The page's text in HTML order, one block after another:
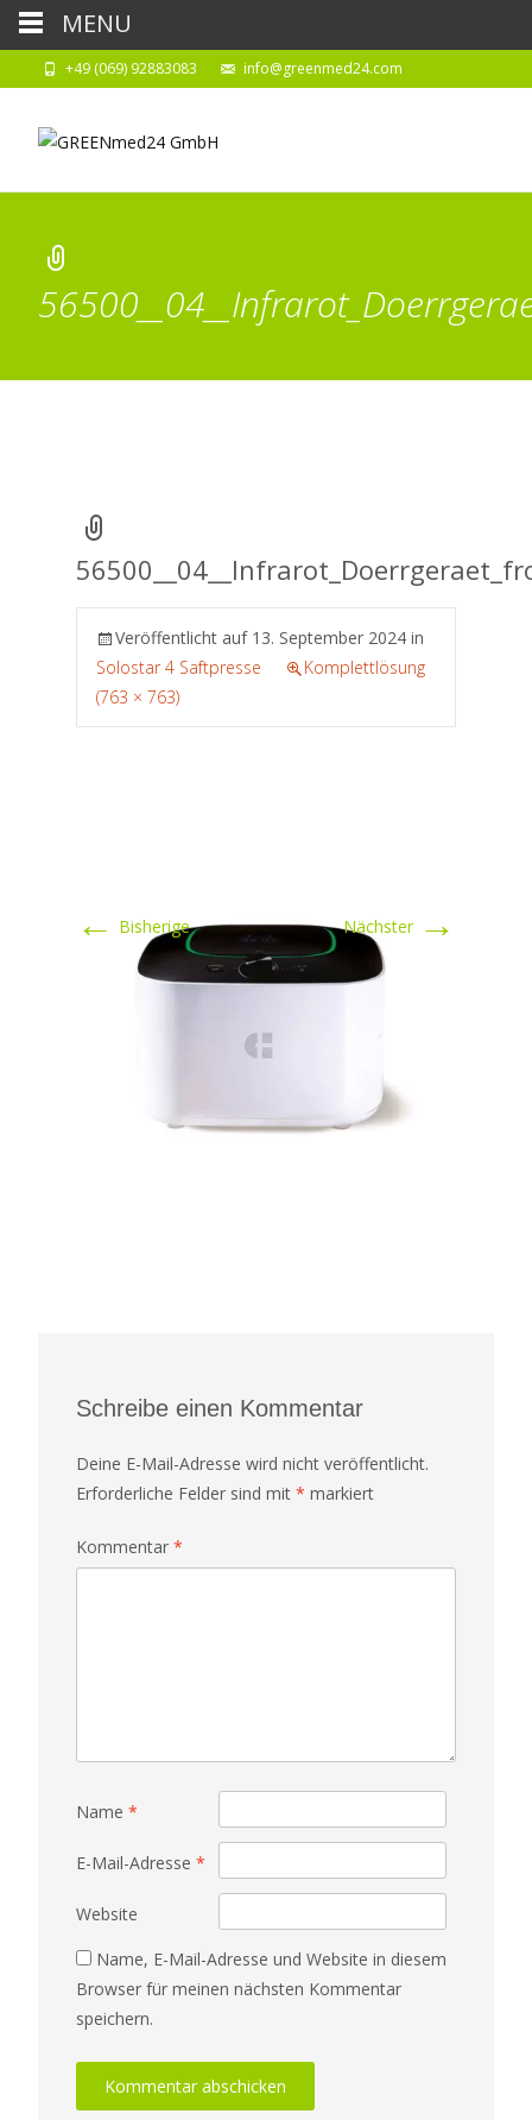
+49 (069) 92883083 info@greenmed24.com
Veröffentlicht auf 13. September 2024 in
Solostar 4 Saftpresse
Komplettlösung
(763 × 763)
← Bisherige Nächster →
Schreibe einen Kommentar
Deine E-Mail-Adresse wird nicht veröffentlicht.
Erforderliche Felder sind mit * markiert
Kommentar *
Name *
E-Mail-Adresse *
Website
Name, E-Mail-Adresse und Website in diesem
Browser für meinen nächsten Kommentar
speichern.
MENU